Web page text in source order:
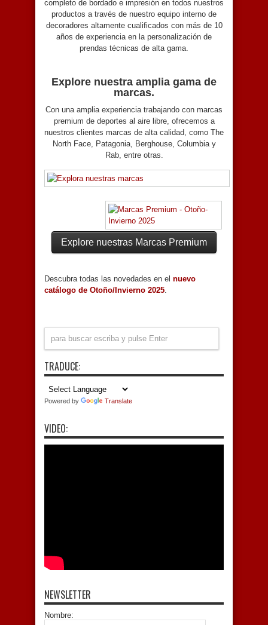
completo de bordado e impresión en todos nuestros
productos a través de nuestro equipo interno de
decoradores altamente cualificados con más de 10
años de experiencia en la personalización de
prendas técnicas de alta gama.
Explore nuestra amplia gama de
marcas.
Con una amplia experiencia trabajando con marcas
premium de deportes al aire libre, ofrecemos a
nuestros clientes marcas de alta calidad, como The
North Face, Patagonia, Berghouse, Columbia y
Rab, entre otras.
Explore nuestras Marcas Premium
Descubra todas las novedades en el nuevo
catálogo de Otoño/Invierno 2025.
TRADUCE:
Powered by Translate
VIDEO:
NEWSLETTER
Nombre: